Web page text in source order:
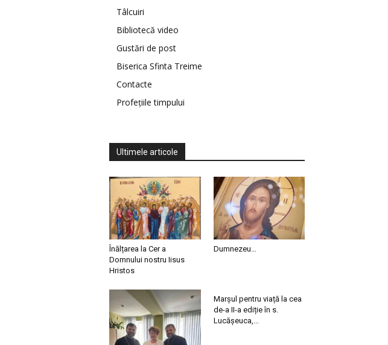
Tâlcuiri
Bibliotecă video
Gustări de post
Biserica Sfinta Treime
Contacte
Profețiile timpului
Ultimele articole
Înălțarea la Cer a
Domnului nostru Iisus
Hristos
Dumnezeu…
Marșul pentru viață la cea
de-a II-a ediție în s.
Lucășeuca,...